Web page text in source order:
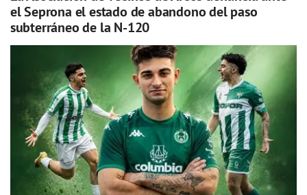
el Seprona el estado de abandono del paso
subterráneo de la N-120